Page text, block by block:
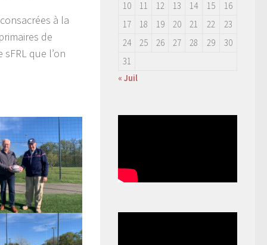
consacrées à la
de
que l’on
10
11 12 13 14 15
16
17
18 19 20 21 22
23
24
25 26 27 28 29
30
31
« Juil